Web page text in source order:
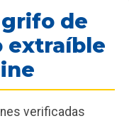
de
extraíble
verificadas